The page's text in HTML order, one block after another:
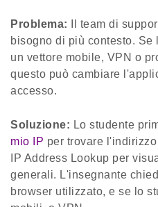
Problema: Il team di
bisogno di più contesto.
un vettore mobile, VPN o
questo può cambiare
accesso.
Soluzione: Lo studente
mio IP per trovare
IP Address Lookup per
generali. L'insegnante
browser utilizzato, e se lo